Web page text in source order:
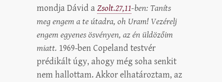
mondja Dávid a Zsolt.27,11-ben: Taníts
meg engem a te útadra, oh Uram! Vezérelj
engem egyenes ösvényen, az én üldözőim
miatt. 1969-ben Copeland testvér
prédikált úgy, ahogy még soha senkit
nem hallottam. Akkor elhatároztam, az